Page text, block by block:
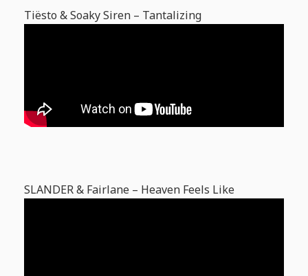
Tiësto & Soaky Siren – Tantalizing
SLANDER & Fairlane – Heaven Feels Like